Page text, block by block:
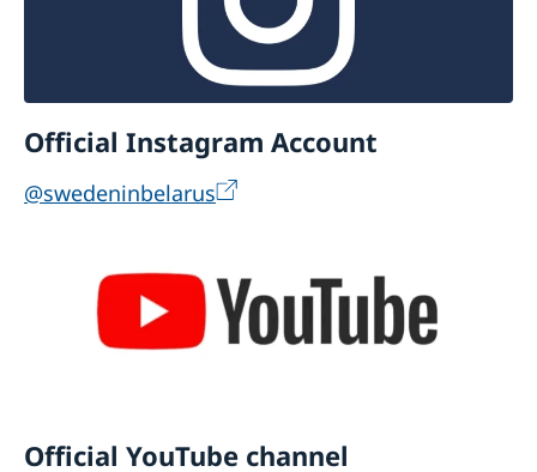
Official Instagram Account
@swedeninbelarus
Official YouTube channel